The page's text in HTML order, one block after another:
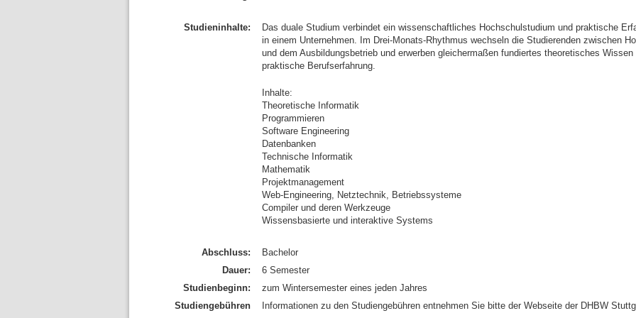
Studieninhalte:
Das duale Studium verbindet ein wissenschaftliches Hochschulstudium und praktische
in einem Unternehmen. Im Drei-Monats-Rhythmus wechseln die Studierenden zwischen
und dem Ausbildungsbetrieb und erwerben gleichermaßen fundiertes theoretisches Wissen
praktische Berufserfahrung.
Inhalte:
Theoretische Informatik
Programmieren
Software Engineering
Datenbanken
Technische Informatik
Mathematik
Projektmanagement
Web-Engineering, Netztechnik, Betriebssysteme
Compiler und deren Werkzeuge
Wissensbasierte und interaktive Systems
Abschluss:
Bachelor
Dauer:
6 Semester
Studienbeginn:
zum Wintersemester eines jeden Jahres
Studiengebühren
Informationen zu den Studiengebühren entnehmen Sie bitte der Webseite der DHBW